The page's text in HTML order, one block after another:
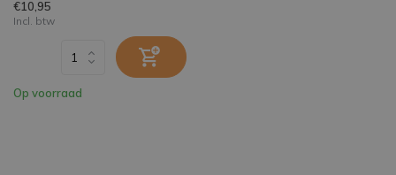
€10,95
Incl. btw
Op voorraad